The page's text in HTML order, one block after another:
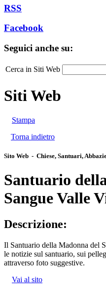
RSS
Facebook
Seguici anche su:
Cerca in Siti Web
Siti Web
Stampa
Torna indietro
Sito Web - Chiese, Santuari,
Santuario
Sangue Valle
Descrizione:
Il Santuario della Madonna del
le notizie sul santuario, sui
attraverso foto suggestive.
Vai al sito